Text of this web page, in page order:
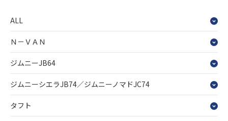
ALL
Ｎ－ＶＡＮ
ジムニーJB64
ジムニーシエラJB74／ジムニーノマドJC74
タフト